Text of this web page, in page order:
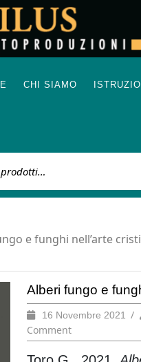
CHI SIAMO
e funghi nell’arte
Alberi fungo e
16 Novembre 2021 16
/
Comment